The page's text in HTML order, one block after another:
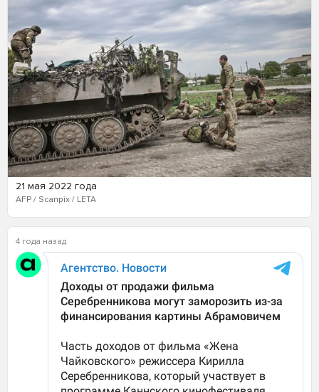
21 мая 2022 года
AFP / Scanpix / LETA
4 года назад